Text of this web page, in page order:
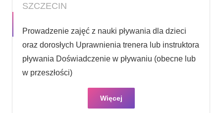
SZCZECIN
Prowadzenie zajęć z nauki pływania dla dzieci
oraz dorosłych Uprawnienia trenera lub instruktora
pływania Doświadczenie w pływaniu (obecne lub
w przeszłości)
Więcej